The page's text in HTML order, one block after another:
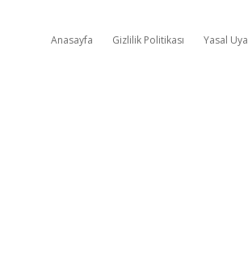
Anasayfa Gizlilik Politikası Yasal